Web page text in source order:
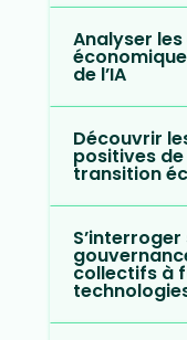
Analyser
de l’IA
Découvrir
positives de
transition
S’interroger
collectifs à